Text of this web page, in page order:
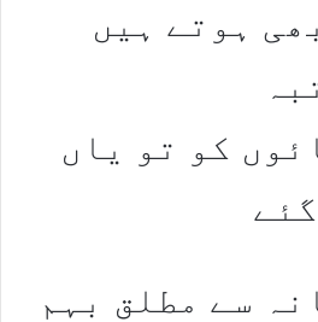
ہوتے ہیں
کو تو یاں
سے مطلق بہم